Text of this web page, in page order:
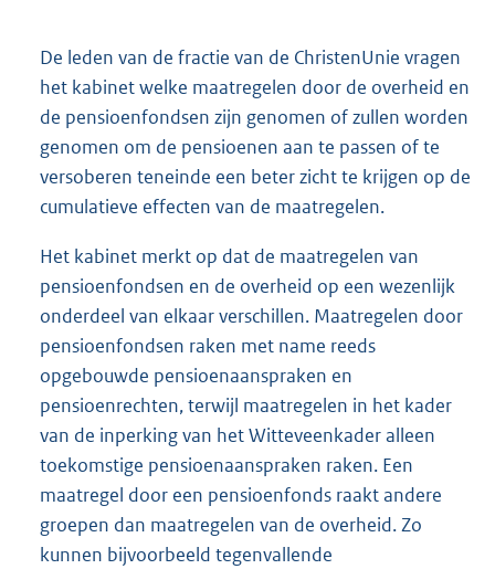
De leden van de fractie van de ChristenUnie vragen
het kabinet welke maatregelen door de overheid en
de pensioenfondsen zijn genomen of zullen worden
genomen om de pensioenen aan te passen of te
versoberen teneinde een beter zicht te krijgen op de
cumulatieve effecten van de maatregelen.
Het kabinet merkt op dat de maatregelen van
pensioenfondsen en de overheid op een wezenlijk
onderdeel van elkaar verschillen. Maatregelen door
pensioenfondsen raken met name reeds
opgebouwde pensioenaanspraken en
pensioenrechten, terwijl maatregelen in het kader
van de inperking van het Witteveenkader alleen
toekomstige pensioenaanspraken raken. Een
maatregel door een pensioenfonds raakt andere
groepen dan maatregelen van de overheid. Zo
kunnen bijvoorbeeld tegenvallende